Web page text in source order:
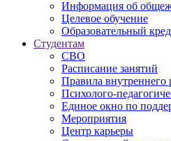
Информация об
Целевое обучение
Образовательный
Студентам
СВО
Расписание занятий
Правила внутреннего
Психолого-
Единое окно по
Мероприятия
Центр карьеры